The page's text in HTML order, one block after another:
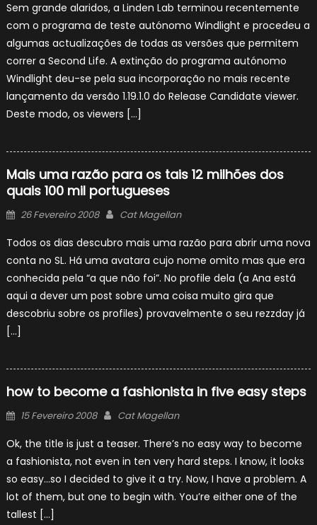
Sem grande alaridos, a Linden Lab terminou recentemente
com o programa de teste autónomo Windlight e procedeu a
algumas actualizações de todas as versões que permitem
correr a Second Life. A extinção do programa autónomo
Windlight deu-se pela sua incorporação no mais recente
lançamento da versão 1.19.1.0 do Release Candidate viewer.
Deste modo, os viewers […]
Mais uma razão para os tais 12 milhões dos
quais 100 mil portugueses
Posted
26 Fevereiro 2008 Author
Cat Magellan
Todos os dias descubro mais uma razão para abrir uma nova
conta no SL. Há uma avatara cujo nome omito mas que era
conhecida pela “a que não foi”. No profile dela (a Ana está
aqui a dever um post sobre uma coisa muito gira que
descobriu sobre os profiles) provavelmente o seu rezzday já
[…]
how to become a fashionista in five easy steps
Posted
15 Fevereiro 2008 Author
Cat Magellan
Ok, the title is just a teaser. There’s no easy way to become
a fashionista, not even in ten very hard steps. I know, it looks
so easy…so I decided to give it a try. Now, I have a problem. A
lot of them, but one to begin with. You’re either one of the
tallest […]